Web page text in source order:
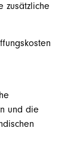
zusätzliche
und die